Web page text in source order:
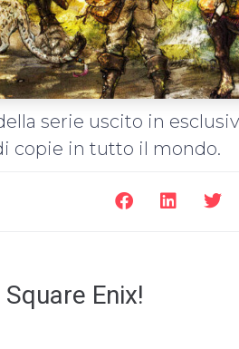
serie uscito in
copie in tutto il mondo.
Enix!